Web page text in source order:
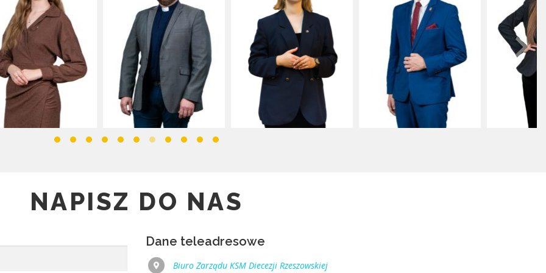
NAPISZ DO NAS
Dane teleadresowe
Biuro Zarządu KSM Diecezji Rzeszowskiej